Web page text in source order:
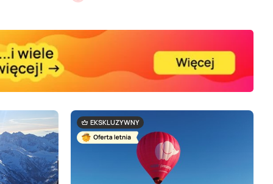
EKSKLUZYWNY